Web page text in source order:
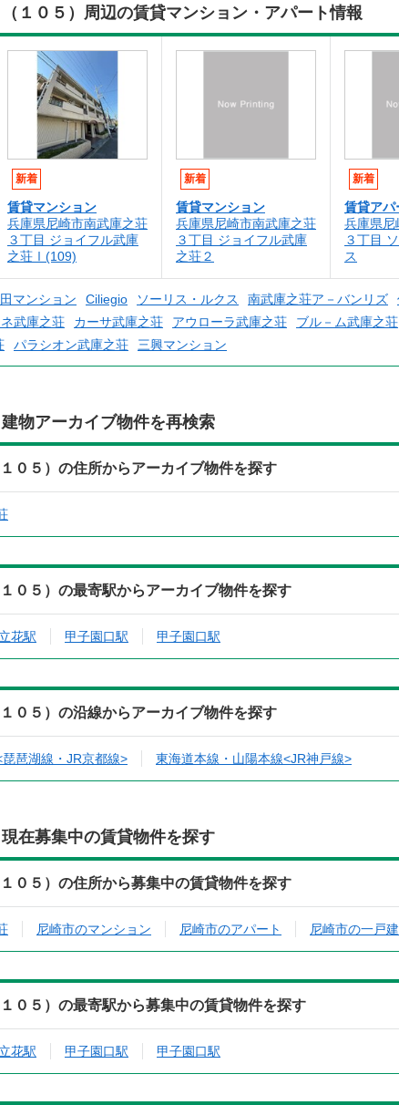
１０５）周辺の賃貸マンション・アパート情報
新着
賃貸マンション
兵庫県尼崎市南武庫之荘
３丁目 ジョイフル武庫
之荘Ⅰ(109)
新着
賃貸マンション
兵庫県尼崎市南武庫之荘
３丁目 ジョイフル武庫
之荘２
新着
賃貸アパ
兵庫県尼
３丁目
ス
マンション Ciliegio ソーリス・ルクス 南武庫之荘ア－バンリズ
武庫之荘 カーサ武庫之荘 アウローラ武庫之荘 ブル－ム武庫之荘
パラシオン武庫之荘 三興マンション
物アーカイブ物件を再検索
０５）の住所からアーカイブ物件を探す
０５）の最寄駅からアーカイブ物件を探す
立花駅 甲子園口駅 甲子園口駅
０５）の沿線からアーカイブ物件を探す
琶湖線・JR京都線> 東海道本線・山陽本線<JR神戸線>
在募集中の賃貸物件を探す
０５）の住所から募集中の賃貸物件を探す
尼崎市のマンション 尼崎市のアパート 尼崎市の一戸
０５）の最寄駅から募集中の賃貸物件を探す
立花駅 甲子園口駅 甲子園口駅